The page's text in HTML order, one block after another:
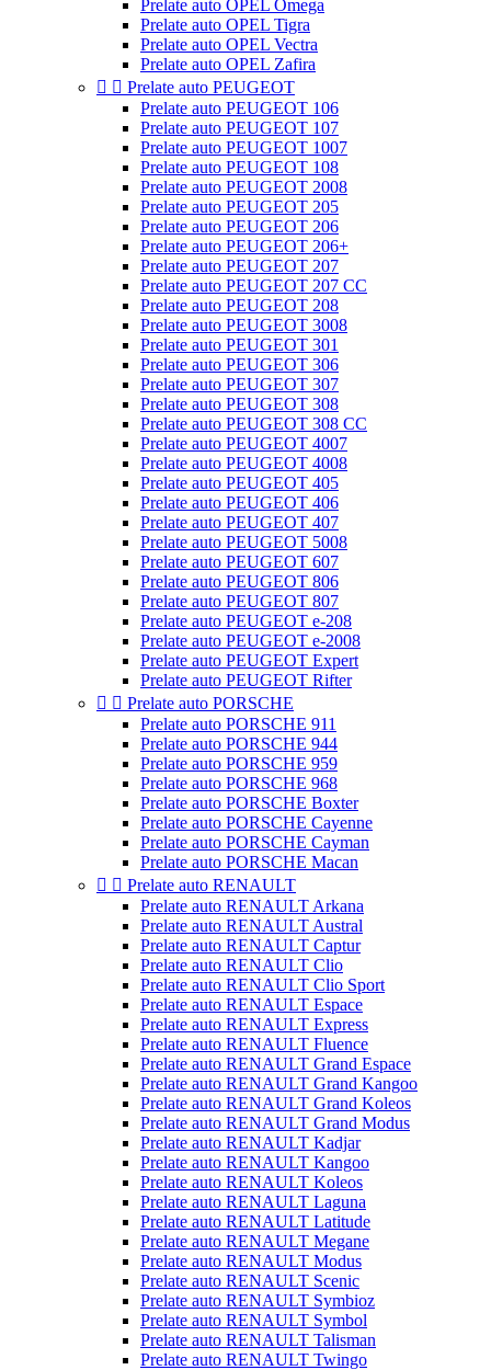
Prelate auto OPEL Omega
Prelate auto OPEL Tigra
Prelate auto OPEL Vectra
Prelate auto OPEL Zafira
  Prelate auto PEUGEOT
Prelate auto PEUGEOT 106
Prelate auto PEUGEOT 107
Prelate auto PEUGEOT 1007
Prelate auto PEUGEOT 108
Prelate auto PEUGEOT 2008
Prelate auto PEUGEOT 205
Prelate auto PEUGEOT 206
Prelate auto PEUGEOT 206+
Prelate auto PEUGEOT 207
Prelate auto PEUGEOT 207 CC
Prelate auto PEUGEOT 208
Prelate auto PEUGEOT 3008
Prelate auto PEUGEOT 301
Prelate auto PEUGEOT 306
Prelate auto PEUGEOT 307
Prelate auto PEUGEOT 308
Prelate auto PEUGEOT 308 CC
Prelate auto PEUGEOT 4007
Prelate auto PEUGEOT 4008
Prelate auto PEUGEOT 405
Prelate auto PEUGEOT 406
Prelate auto PEUGEOT 407
Prelate auto PEUGEOT 5008
Prelate auto PEUGEOT 607
Prelate auto PEUGEOT 806
Prelate auto PEUGEOT 807
Prelate auto PEUGEOT e-208
Prelate auto PEUGEOT e-2008
Prelate auto PEUGEOT Expert
Prelate auto PEUGEOT Rifter
  Prelate auto PORSCHE
Prelate auto PORSCHE 911
Prelate auto PORSCHE 944
Prelate auto PORSCHE 959
Prelate auto PORSCHE 968
Prelate auto PORSCHE Boxter
Prelate auto PORSCHE Cayenne
Prelate auto PORSCHE Cayman
Prelate auto PORSCHE Macan
  Prelate auto RENAULT
Prelate auto RENAULT Arkana
Prelate auto RENAULT Austral
Prelate auto RENAULT Captur
Prelate auto RENAULT Clio
Prelate auto RENAULT Clio Sport
Prelate auto RENAULT Espace
Prelate auto RENAULT Express
Prelate auto RENAULT Fluence
Prelate auto RENAULT Grand Espace
Prelate auto RENAULT Grand Kangoo
Prelate auto RENAULT Grand Koleos
Prelate auto RENAULT Grand Modus
Prelate auto RENAULT Kadjar
Prelate auto RENAULT Kangoo
Prelate auto RENAULT Koleos
Prelate auto RENAULT Laguna
Prelate auto RENAULT Latitude
Prelate auto RENAULT Megane
Prelate auto RENAULT Modus
Prelate auto RENAULT Scenic
Prelate auto RENAULT Symbioz
Prelate auto RENAULT Symbol
Prelate auto RENAULT Talisman
Prelate auto RENAULT Twingo